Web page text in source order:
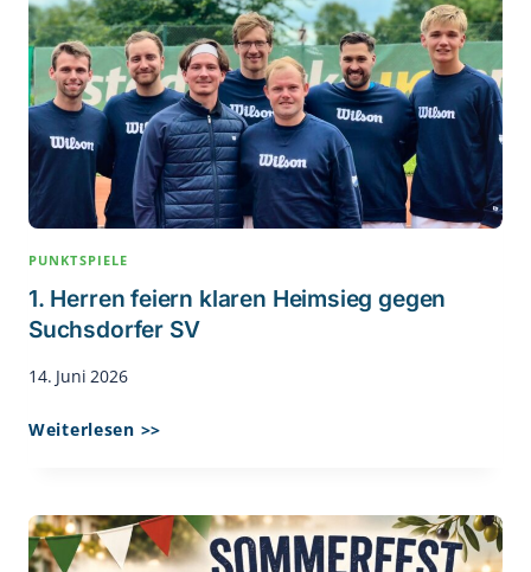
Uetersen
PUNKTSPIELE
1. Herren feiern klaren Heimsieg gegen
Suchsdorfer SV
14. Juni 2026
Weiterlesen >>
Heimsieg
Gegen